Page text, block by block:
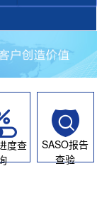
度查
SASO报告
查验